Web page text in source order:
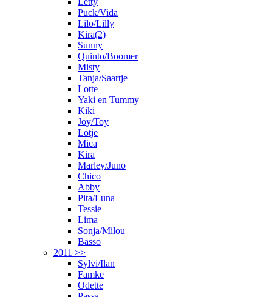
Puck/Vida
Lilo/Lilly
Kira(2)
Sunny
Quinto/Boomer
Misty
Tanja/Saartje
Lotte
Yaki en Tummy
Kiki
Joy/Toy
Lotje
Mica
Kira
Marley/Juno
Chico
Abby
Pita/Luna
Tessie
Lima
Sonja/Milou
Basso
2011 >>
Sylvi/Ilan
Famke
Odette